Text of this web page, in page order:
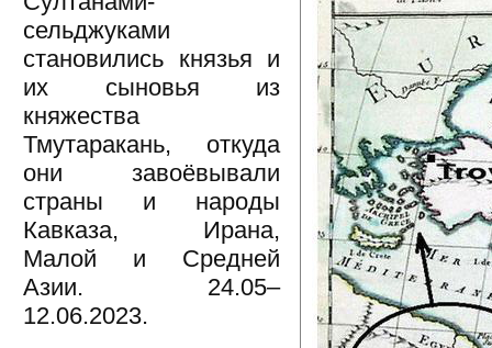
сельджуками
становились князья и
их сыновья из
княжества
Тмутаракань, откуда
они завоёвывали
страны и народы
Кавказа, Ирана,
Малой и Средней
Азии. 24.05–
12.06.2023.